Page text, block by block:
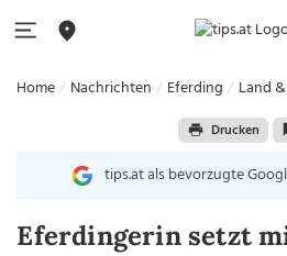
Home Nachrichten Eferding Land
Drucken
tips.at als bevorzugte
Eferdingerin setzt